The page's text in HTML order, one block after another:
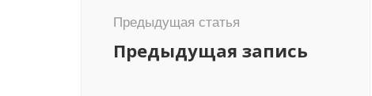
Предыдущая статья
Предыдущая запись